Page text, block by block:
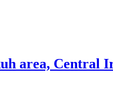
area, Central